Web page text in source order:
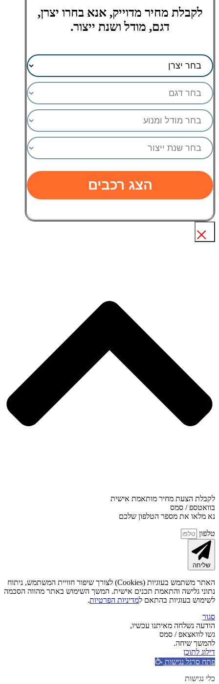
לקבלת מחיר מדוייק, אנא בחרו יצרן,
דגם, מודל ושנת ייצור.
הצג רכבים
לקבלת הצעת מחיר מותאמת אישית
בוואטספ / סמס
נא מלאו את מספר הטלפון שלכם
טלפון
שליחה
האתר משתמש בעוגיות (Cookies) לצורך שיפור חוויית המשתמש, ניתוח
נתוני גלישה והתאמת תכנים אישית. המשך השימוש באתר מהווה הסכמה
לשימוש בעוגיות בהתאם למדיניות הפרטיות.
סגור
הודעה נשלחה מאיתנו עכשיו,
גשו לוואצאפ / סמס
להמשך שיחה.
דילוג לתוכן
פתח סרגל נגישות
כלי נגישות